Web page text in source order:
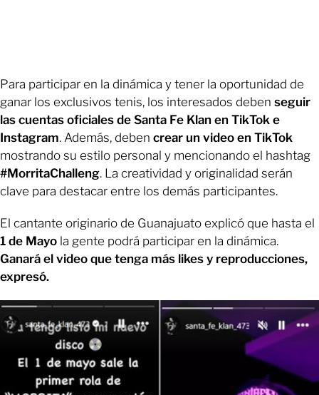
Para participar en la dinámica y tener la oportunidad de
ganar los exclusivos tenis, los interesados deben seguir
las cuentas oficiales de Santa Fe Klan en TikTok e
Instagram. Además, deben crear un video en TikTok
mostrando su estilo personal y mencionando el hashtag
#MorritaChalleng. La creatividad y originalidad serán
clave para destacar entre los demás participantes.
El cantante originario de Guanajuato explicó que hasta el
1 de Mayo la gente podrá participar en la dinámica.
Ganará el video que tenga más likes y reproducciones,
expresó.